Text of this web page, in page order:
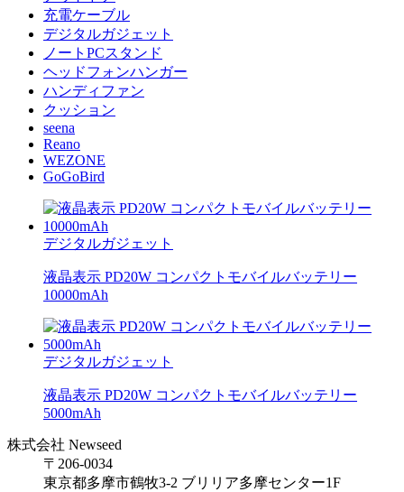
充電ケーブル
デジタルガジェット
ノートPCスタンド
ヘッドフォンハンガー
ハンディファン
クッション
seena
Reano
WEZONE
GoGoBird
デジタルガジェット
液晶表示 PD20W コンパクトモバイルバッテリー
10000mAh
デジタルガジェット
液晶表示 PD20W コンパクトモバイルバッテリー
5000mAh
株式会社 Newseed
〒206-0034
東京都多摩市鶴牧3-2 ブリリア多摩センター1F